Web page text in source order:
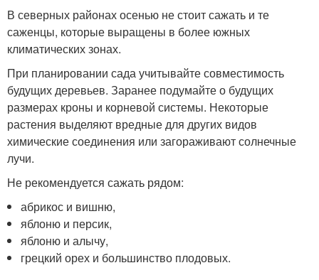
В северных районах осенью не стоит сажать и те
саженцы, которые выращены в более южных
климатических зонах.
При планировании сада учитывайте совместимость
будущих деревьев. Заранее подумайте о будущих
размерах кроны и корневой системы. Некоторые
растения выделяют вредные для других видов
химические соединения или загораживают солнечные
лучи.
Не рекомендуется сажать рядом:
абрикос и вишню,
яблоню и персик,
яблоню и алычу,
грецкий орех и большинство плодовых.